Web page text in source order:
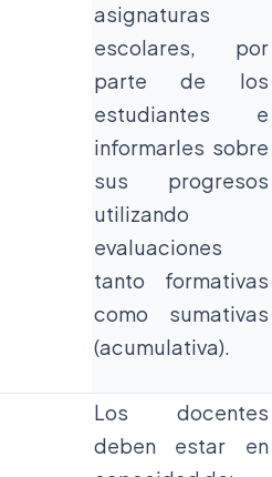
asignaturas
escolares, por
parte de los
estudiantes e
informarles sobre
sus progresos
utilizando
evaluaciones
tanto formativas
como sumativas
(acumulativa).
Los docentes
deben estar en